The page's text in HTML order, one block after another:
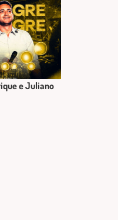
e Juliano